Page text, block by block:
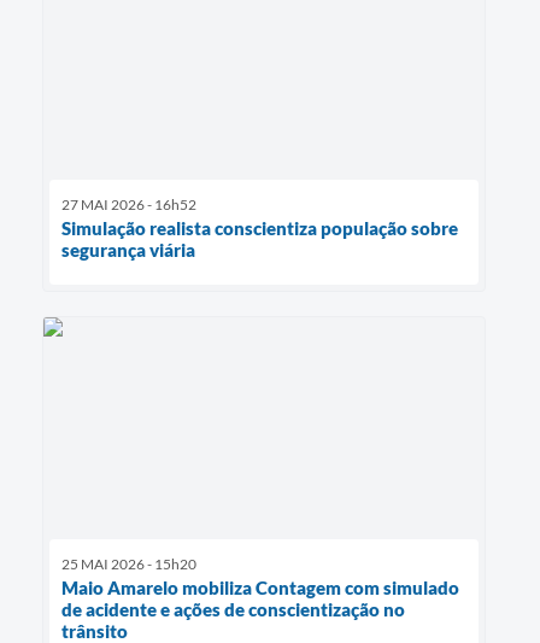
27 MAI 2026 - 16h52
Simulação realista conscientiza população sobre
segurança viária
25 MAI 2026 - 15h20
Maio Amarelo mobiliza Contagem com simulado
de acidente e ações de conscientização no
trânsito